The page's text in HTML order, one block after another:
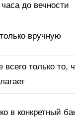
до вечности
вручную
всего только то,
в конкретный